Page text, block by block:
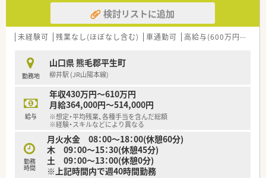
検討リストに追加
未経験可 残業なし(ほぼなし含む) 車通勤可 高給与(600万円以上)
勤務地
山口県 熊毛郡平生町
柳井駅 (JR山陽本線)
給与
年収430万円～610万円
月給364,000円～514,000円
※想定・平均残業、各種手当を含んだ総額
※経験・スキルなどにより異なる
勤務
時間
月火水金 08：00～18：00(休憩60分)
木 09：00～15：30(休憩45分)
土 09：00～13：00(休憩0分)
※上記時間内で週40時間勤務